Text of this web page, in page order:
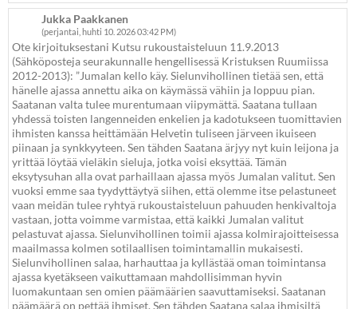
Jukka Paakkanen
(perjantai, huhti 10. 2026 03:42 PM)
Ote kirjoituksestani Kutsu rukoustaisteluun 11.9.2013
(Sähköposteja seurakunnalle hengellisessä Kristuksen Ruumiissa
2012-2013): ”Jumalan kello käy. Sielunvihollinen tietää sen, että
hänelle ajassa annettu aika on käymässä vähiin ja loppuu pian.
Saatanan valta tulee murentumaan viipymättä. Saatana tullaan
yhdessä toisten langenneiden enkelien ja kadotukseen tuomittavien
ihmisten kanssa heittämään Helvetin tuliseen järveen ikuiseen
piinaan ja synkkyyteen. Sen tähden Saatana ärjyy nyt kuin leijona ja
yrittää löytää vieläkin sieluja, jotka voisi eksyttää. Tämän
eksytysuhan alla ovat parhaillaan ajassa myös Jumalan valitut. Sen
vuoksi emme saa tyydyttäytyä siihen, että olemme itse pelastuneet
vaan meidän tulee ryhtyä rukoustaisteluun pahuuden henkivaltoja
vastaan, jotta voimme varmistaa, että kaikki Jumalan valitut
pelastuvat ajassa. Sielunvihollinen toimii ajassa kolmirajoitteisessa
maailmassa kolmen sotilaallisen toimintamallin mukaisesti.
Sielunvihollinen salaa, harhauttaa ja kyllästää oman toimintansa
ajassa kyetäkseen vaikuttamaan mahdollisimman hyvin
luomakuntaan sen omien päämäärien saavuttamiseksi. Saatanan
päämäärä on pettää ihmiset. Sen tähden Saatana salaa ihmisiltä